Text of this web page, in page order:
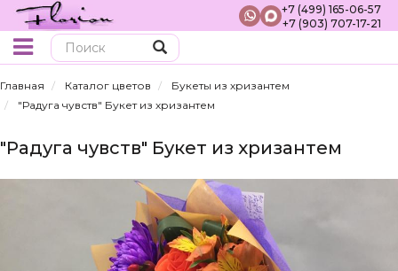
+7 (499) 165-06-57
+7 (903) 707-17-21
Главная Каталог цветов
Букеты из хризантем
"Радуга чувств" Букет из хризантем
"Радуга чувств" Букет из хризантем